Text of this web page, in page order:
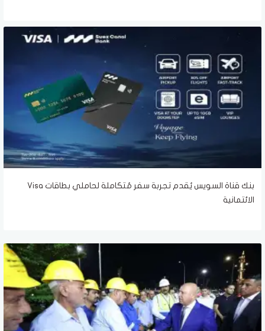
بنك قناة السويس يُقدم تجربة سفر مُتكاملة لحاملي بطاقات Visa
الائتمانية